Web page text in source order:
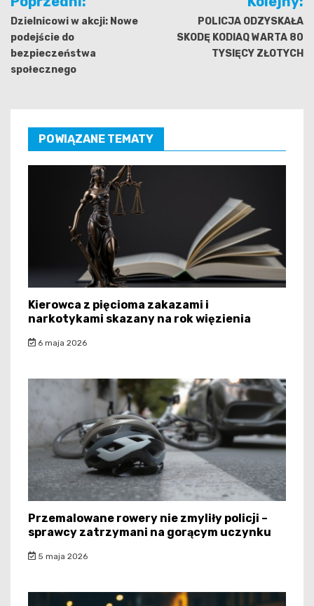
wpisu
Dzielnicowi w akcji: Nowe
podejście do
bezpieczeństwa
społecznego
POLICJA ODZYSKAŁA
SKODĘ KODIAQ WARTA 80
TYSIĘCY ZŁOTYCH
POWIĄZANE TEMATY
Kierowca z pięcioma zakazami i
narkotykami skazany na rok więzienia
6 maja 2026
Przemalowane rowery nie zmyliły policji –
sprawcy zatrzymani na gorącym uczynku
5 maja 2026